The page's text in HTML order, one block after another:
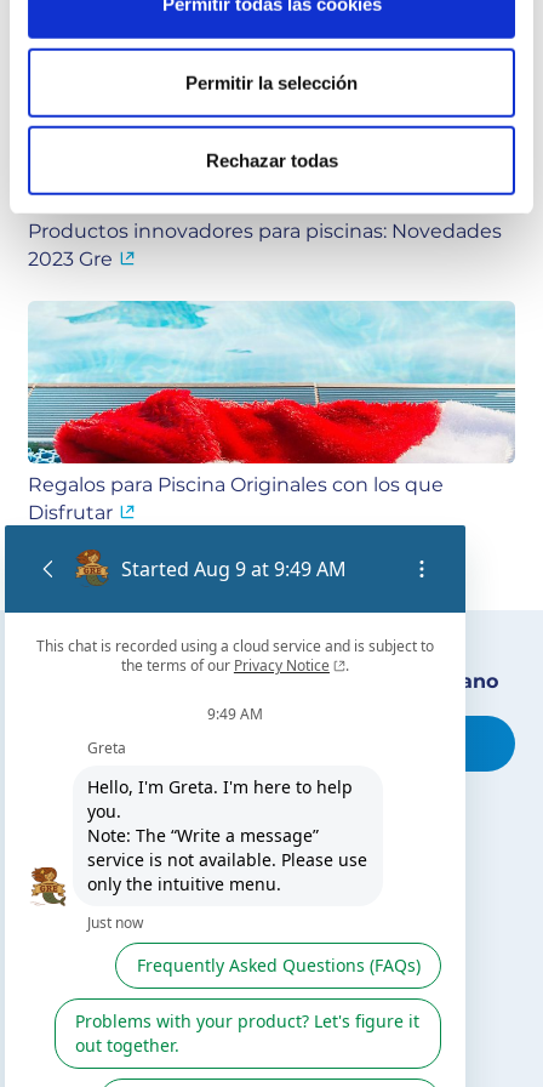
Permitir la selección
Rechazar todas
Ventajas de usar las cubiertas para piscinas
Productos innovadores para piscinas: Novedades
2023 Gre
Regalos para Piscina Originales con los que
Disfrutar
Encuentra nuestro distribuidor más cercano
TE PUEDE INTERESAR
El blog de Gre
Servicio de postventa
Catálogo Gre / Zodiac